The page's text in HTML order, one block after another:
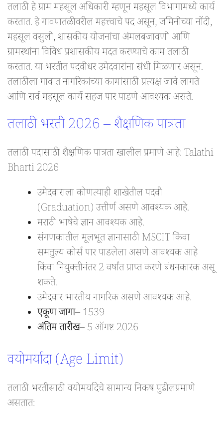
तलाठी हे ग्राम महसूल अधिकारी म्हणून महसूल विभागामध्ये कार्य
करतात. हे गावपातळीवरील महत्त्वाचे पद असून, जमिनीच्या नोंदी,
महसूल वसुली, शासकीय योजनांचा अंमलबजावणी आणि
ग्रामस्थांना विविध प्रशासकीय मदत करण्याचे काम तलाठी
करतात. या भरतीत पदवीधर उमेदवारांना संधी मिळणार असून.
तलाठीला गावात नागरिकांच्या कामांसाठी प्रत्यक्ष जावे लागते
आणि सर्व महसूल कार्ये सहज पार पाडणे आवश्यक असते.
तलाठी भरती 2026 – शैक्षणिक पात्रता
तलाठी पदासाठी शैक्षणिक पात्रता खालील प्रमाणे आहे: Talathi
Bharti 2026
उमेदवाराला कोणत्याही शाखेतील पदवी
(Graduation) उत्तीर्ण असणे आवश्यक आहे.
मराठी भाषेचे ज्ञान आवश्यक आहे.
संगणकातील मूलभूत ज्ञानासाठी MSCIT किंवा
समतुल्य कोर्स पार पाडलेला असणे आवश्यक आहे
किंवा नियुक्तीनंतर 2 वर्षांत प्राप्त करणे बंधनकारक असू
शकते.
उमेदवार भारतीय नागरिक असणे आवश्यक आहे.
एकूण जागा– 1539
अंतिम तारीख– 5 ऑगष्ट 2026
वयोमर्यादा (Age Limit)
तलाठी भरतीसाठी वयोमर्यादेचे सामान्य निकष पुढीलप्रमाणे
असतात: